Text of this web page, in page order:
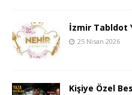
İzmir Tabldot
25 Nisan 2026
Kişiye Özel